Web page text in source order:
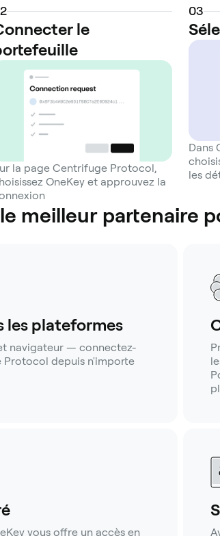
2
le
la page Centrifuge Protocol,
OneKey et approuvez la
03
Dans
les
meilleur partenaire
les plateformes
navigateur — connectez-
Protocol depuis n'importe
vous offre un accès en